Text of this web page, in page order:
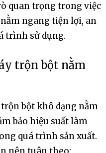
quan trọng trong việc
ngang tiện lợi, an
trình sử dụng.
trộn bột nằm
bột khô dạng nằm
bảo hiệu suất làm
quá trình sản xuất.